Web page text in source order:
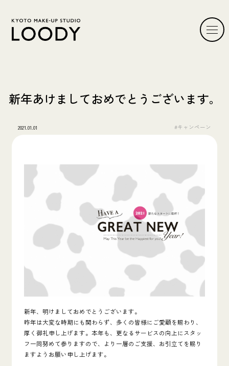
新年あけましておめでとうございます。
2021.01.01 #キャンペーン
新年、明けましておめでとうございます。
昨年は大変な時期にも関わらず、多くの皆様にご愛顧を賜わり、
厚く御礼申し上げます。本年も、更なるサービスの向上にスタッ
フ一同努めて参りますので、より一層のご支援、お引立てを賜り
ますようお願い申し上げます。